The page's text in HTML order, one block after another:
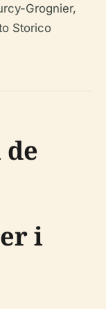
Grognier,
Storico
i